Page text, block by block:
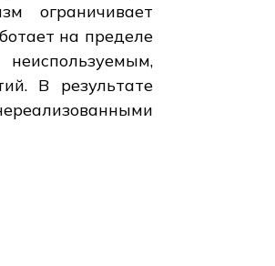
ограничивает
на пределе
В результате